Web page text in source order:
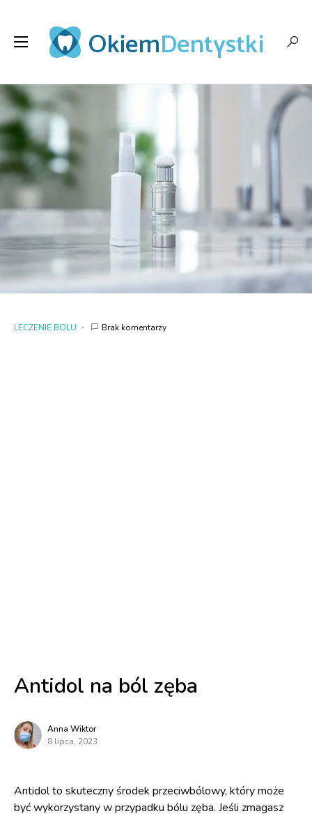
LECZENIE BOLU Brak komentarzy
Antidol na ból zęba
Anna Wiktor
8 lipca, 2023
Antidol to skuteczny środek przeciwbólowy, który może
być wykorzystany w przypadku bólu zęba. Jeśli zmagasz